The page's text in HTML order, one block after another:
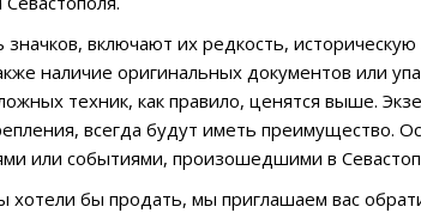
включают их редкость,
наличие оригинальных документов или
техник, как правило, ценятся выше.
всегда будут иметь преимущество.
или событиями, произошедшими в
хотели бы продать, мы приглашаем вас